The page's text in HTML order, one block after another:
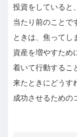
投資をしていると
当たり前のことで
ときは、焦ってし
資産を増やすため
着いて行動するこ
来たときにどうす
成功させるための